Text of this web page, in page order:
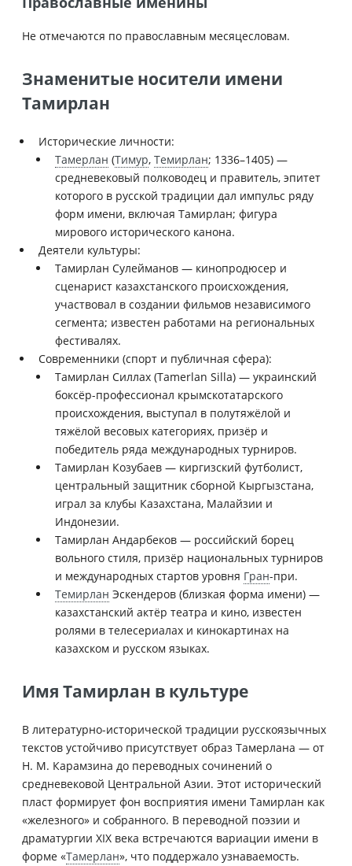
Не отмечаются по православным месяцесловам.
Знаменитые носители имени
Тамирлан
Исторические личности:
Тамерлан (Тимур, Темирлан; 1336–1405) —
средневековый полководец и правитель, эпитет
которого в русской традиции дал импульс ряду
форм имени, включая Тамирлан; фигура
мирового исторического канона.
Деятели культуры:
Тамирлан Сулейманов — кинопродюсер и
сценарист казахстанского происхождения,
участвовал в создании фильмов независимого
сегмента; известен работами на региональных
фестивалях.
Современники (спорт и публичная сфера):
Тамирлан Силлах (Tamerlan Silla) — украинский
боксёр-профессионал крымскотатарского
происхождения, выступал в полутяжёлой и
тяжёлой весовых категориях, призёр и
победитель ряда международных турниров.
Тамирлан Козубаев — киргизский футболист,
центральный защитник сборной Кыргызстана,
играл за клубы Казахстана, Малайзии и
Индонезии.
Тамирлан Андарбеков — российский борец
вольного стиля, призёр национальных турниров
и международных стартов уровня Гран-при.
Темирлан Эскендеров (близкая форма имени) —
казахстанский актёр театра и кино, известен
ролями в телесериалах и кинокартинах на
казахском и русском языках.
Имя Тамирлан в культуре
В литературно-исторической традиции русскоязычных
текстов устойчиво присутствует образ Тамерлана — от
Н. М. Карамзина до переводных сочинений о
средневековой Центральной Азии. Этот исторический
пласт формирует фон восприятия имени Тамирлан как
«железного» и собранного. В переводной поэзии и
драматургии XIX века встречаются вариации имени в
форме «Тамерлан», что поддержало узнаваемость.